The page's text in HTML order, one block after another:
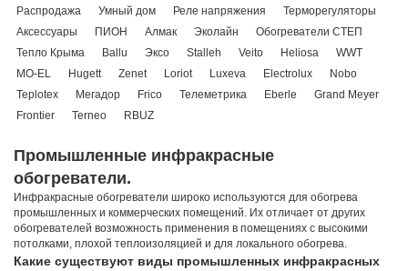
Распродажа
Умный дом Реле напряжения
Терморегуляторы
Аксессуары
ПИОН Алмак Эколайн
Обогреватели СТЕП
Тепло Крыма
Ballu Эксо Stalleh Veito Heliosa
WWT
MO-EL
Hugett Zenet Loriot Luxeva Electrolux
Nobo
Teplotex
Мегадор Frico Телеметрика Eberle
Grand Meyer
Frontier
Terneo RBUZ
Промышленные инфракрасные
обогреватели.
Инфракрасные обогреватели широко используются для обогрева
промышленных и коммерческих помещений. Их отличает от других
обогревателей возможность применения в помещениях с высокими
потолками, плохой теплоизоляцией и для локального обогрева.
Какие существуют виды промышленных инфракрасных